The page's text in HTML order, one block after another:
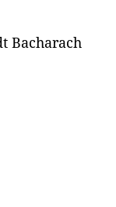
Bacharach